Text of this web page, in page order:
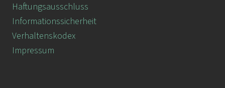
Haftungsausschluss
Informationssicherheit
Verhaltenskodex
Impressum